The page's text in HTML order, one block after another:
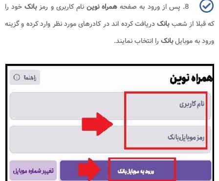
8. پس از ورود به صفحه همراه نویننام کاربری و رمزبانک خود را
که قبلا از شعببانکدریافت کرده اند در کادرهای مورد نظر وارد کرده و گزینه
ورود به موبایلبانک را انتخاب نمایند.